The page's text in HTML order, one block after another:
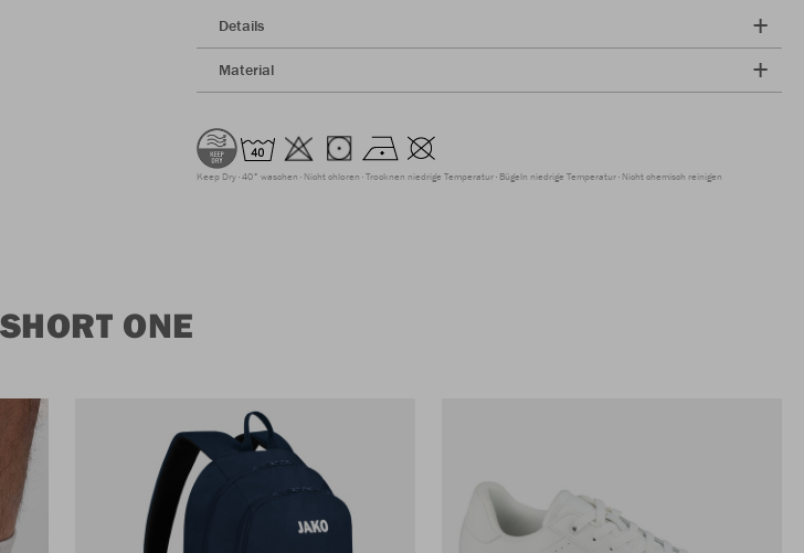
Details
Material
Keep Dry 40° waschen Nicht chloren Trocknen niedrige Temperatur Bügeln niedrige Temperatur Nicht chemisch reinigen
ONE